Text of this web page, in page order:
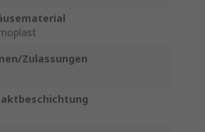
Zulassungen